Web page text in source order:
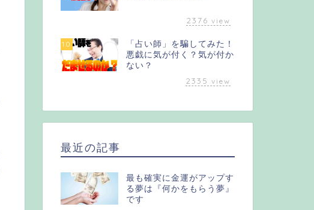
2376 view
10
「占い師」を騙してみた！
悪戯に気が付く？気が付か
ない？
2335 view
最近の記事
最も確実に金運がアップす
る夢は『何かをもらう夢』
です